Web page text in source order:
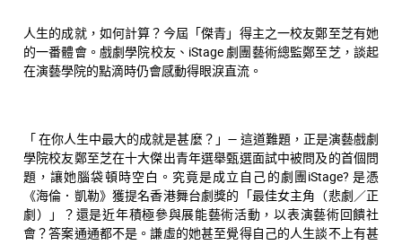
人生的成就，如何計算？今屆「傑青」得主之一校友鄭至芝有她
的一番體會。戲劇學院校友、iStage 劇團藝術總監鄭至芝，談起
在演藝學院的點滴時仍會感動得眼淚直流。
「 在你人生中最大的成就是甚麼？」— 這道難題，正是演藝戲劇
學院校友鄭至芝在十大傑出青年選舉甄選面試中被問及的首個問
題，讓她腦袋頓時空白。究竟是成立自己的劇團iStage? 是憑
《海倫．凱勒》獲提名香港舞台劇獎的「最佳女主角（悲劇／正
劇）」？還是近年積極參與展能藝術活動，以表演藝術回饋社
會？答案通通都不是。謙虛的她甚至覺得自己的人生談不上有甚